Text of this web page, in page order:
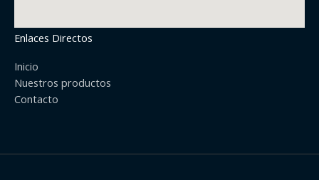
Enlaces Directos
Inicio
Nuestros productos
Contacto